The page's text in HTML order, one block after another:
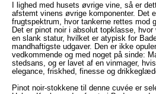
I lighed med husets øvrige vine, så er
afstemt vinens øvrige komponenter. Det
frugtspektrum, hvor tankerne rettes mod
Det er pinot noir i absolut topklasse,
en slank statur, hvilket er atypisk for
mandhaftigste udgaver. Den er ikke
vedkommende og med noget på sinde:
stedsans, og er lavet af en vinmager,
elegance, friskhed, finesse og
Pinot noir-stokkene til denne cuvée er